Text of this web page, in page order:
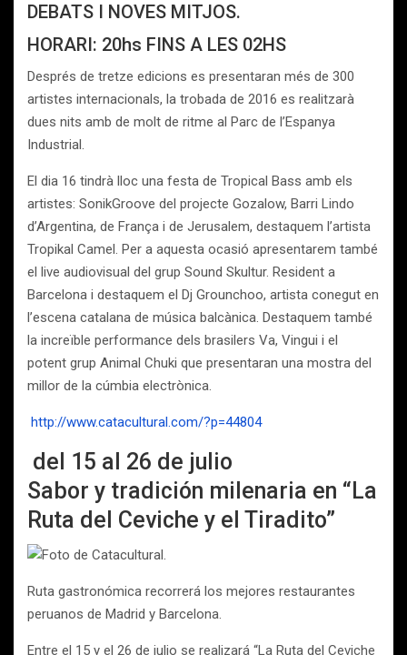
DEBATS I NOVES MITJOS.
HORARI: 20hs FINS A LES 02HS
Després de tretze edicions es presentaran més de 300
artistes internacionals, la trobada de 2016 es realitzarà
dues nits amb de molt de ritme al Parc de l’Espanya
Industrial.
El dia 16 tindrà lloc una festa de Tropical Bass amb els
artistes: SonikGroove del projecte Gozalow, Barri Lindo
d’Argentina, de França i de Jerusalem, destaquem l’artista
Tropikal Camel. Per a aquesta ocasió apresentarem també
el live audiovisual del grup Sound Skultur. Resident a
Barcelona i destaquem el Dj Grounchoo, artista conegut en
l’escena catalana de música balcànica. Destaquem també
la increïble performance dels brasilers Va, Vingui i el
potent grup Animal Chuki que presentaran una mostra del
millor de la cúmbia electrònica.
http://www.catacultural.com/?p=44804
del 15 al 26 de julio
Sabor y tradición milenaria en “La
Ruta del Ceviche y el Tiradito”
Ruta gastronómica recorrerá los mejores restaurantes
peruanos de Madrid y Barcelona.
Entre el 15 y el 26 de julio se realizará “La Ruta del Ceviche